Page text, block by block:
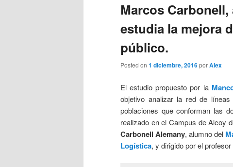
Marcos
estudia la mejora
público.
Posted on 1 diciembre, 2016porAlex
El estudio propuesto por la
objetivo analizar la red de
poblaciones que conforman las
realizado en el Campus de Alcoy
Carbonell Alemany, alumno del
Logística, y dirigido por el profesor